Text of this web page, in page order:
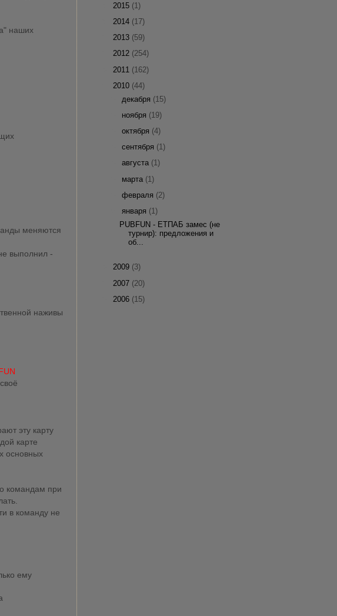
наших
меняются
выполнил -
наживы
эту карту
карте
основных
командам при
в команду не
ему
2015 (1)
2014 (17)
2013 (59)
2012 (254)
2011 (162)
2010 (44)
декабря (15)
ноября (19)
►октября (4)
►сентября (1)
►августа (1)
марта (1)
►февраля (2)
▼января (1)
PUBFUN - ЕТПАБ замес (не
турнир): предложения и
об...
2009 (3)
2007 (20)
2006 (15)